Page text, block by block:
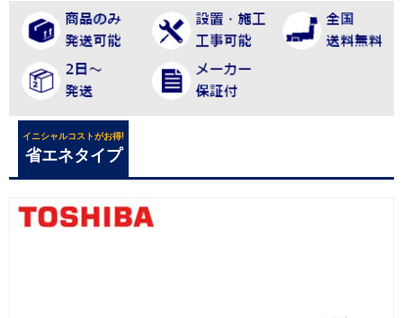
イニシャルコストがお得!
省エネタイプ